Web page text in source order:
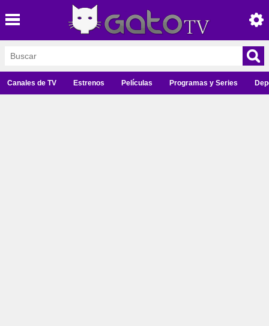
Canales de TV Estrenos Películas Programas y Series